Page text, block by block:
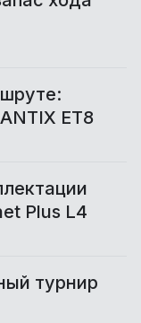
ET8
Plus L4
турнир